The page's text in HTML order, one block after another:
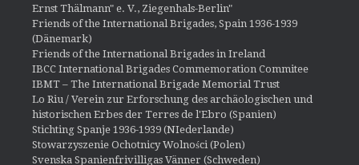
Ernst Thälmann" e. V., Ziegenhals-Berlin"
Friends of the International Brigades, Spain 1936-1939
(Dänemark)
Friends of the International Brigades in Ireland
IBCC International Brigades Commemoration Commitee
IBMT – The International Brigade Memorial Trust
Lo Riu / Verein zur Erforschung des archäologischen und
historischen Erbes der Terres de l'Ebro (Spanien)
Stichting Spanje 1936-1939 (NIederlande)
Stowarzyszenie Ochotnicy Wolności (Polen)
Svenska Spanienfrivilligas Vänner (Schweden)